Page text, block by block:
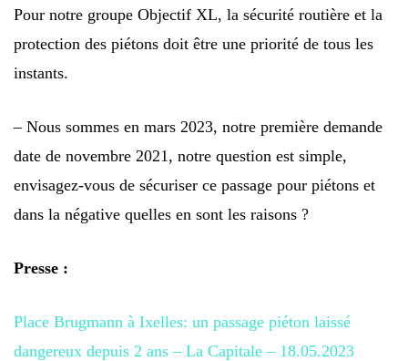
Pour notre groupe Objectif XL, la sécurité routière et la
protection des piétons doit être une priorité de tous les
instants.
– Nous sommes en mars 2023, notre première demande
date de novembre 2021, notre question est simple,
envisagez-vous de sécuriser ce passage pour piétons et
dans la négative quelles en sont les raisons ?
Presse :
Place Brugmann à Ixelles: un passage piéton laissé
dangereux depuis 2 ans – La Capitale – 18.05.2023